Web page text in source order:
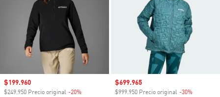
Precio de venta
$199.960
$249.950 Precio original -20%
Precio de venta
$699.965
$999.950 Precio original -30%